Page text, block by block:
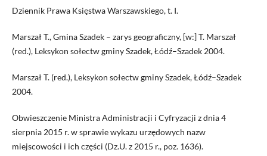
Dziennik Prawa Księstwa Warszawskiego, t. I.
Marszał T., Gmina Szadek – zarys geograficzny, [w:] T. Marszał
(red.), Leksykon sołectw gminy Szadek, Łódź–Szadek 2004.
Marszał T. (red.), Leksykon sołectw gminy Szadek, Łódź–Szadek
2004.
Obwieszczenie Ministra Administracji i Cyfryzacji z dnia 4
sierpnia 2015 r. w sprawie wykazu urzędowych nazw
miejscowości i ich części (Dz.U. z 2015 r., poz. 1636).